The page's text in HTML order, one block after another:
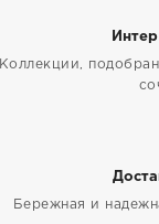
Коллекции,
Бережная и